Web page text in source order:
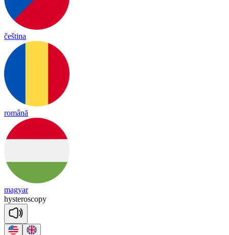
čeština
română
magyar
hysteroscopy